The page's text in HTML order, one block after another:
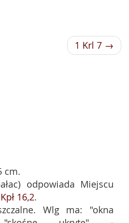
1 Krl 7 →
cm.
odpowiada Miejscu
Kpł 16,2.
Wlg ma: "okna